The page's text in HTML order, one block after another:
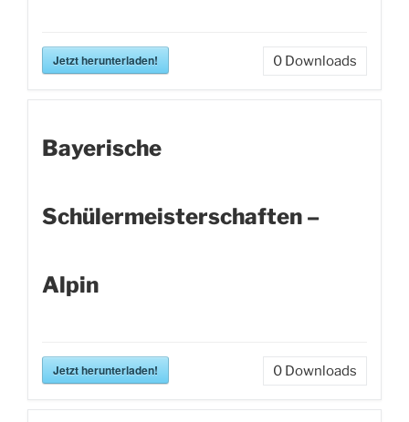
Jetzt herunterladen! 0 Downloads
Bayerische
Schülermeisterschaften –
Alpin
Jetzt herunterladen! 0 Downloads